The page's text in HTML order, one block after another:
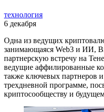
технология
6 декабря
Одна из ведущих
занимающаяся Web3 и ИИ,
партнерскую встречу на
ведущие аффилированные
также ключевых партнеров
трехдневной программе,
криптосообществу и